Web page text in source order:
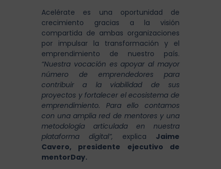
Acelérate es una oportunidad de
crecimiento gracias a la visión
compartida de ambas organizaciones
por impulsar la transformación y el
emprendimiento de nuestro país.
“Nuestra vocación es apoyar al mayor
número de emprendedores para
contribuir a la viabilidad de sus
proyectos y fortalecer el ecosistema de
emprendimiento. Para ello contamos
con una amplia red de mentores y una
metodología articulada en nuestra
plataforma digital”, explica Jaime
Cavero, presidente ejecutivo de
mentorDay.